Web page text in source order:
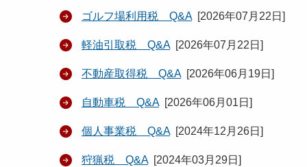
ゴルフ場利用税 Q&A[2026年07月22日 ]
軽油引取税 Q&A[2026年07月22日 ]
不動産取得税 Q&A[2026年06月19日 ]
自動車税 Q&A[2026年06月01日 ]
個人事業税 Q&A[2024年12月26日 ]
狩猟税 Q&A[2024年03月29日 ]